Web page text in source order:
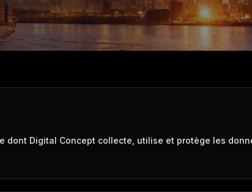
Digital Concept collecte, utilise et protège les